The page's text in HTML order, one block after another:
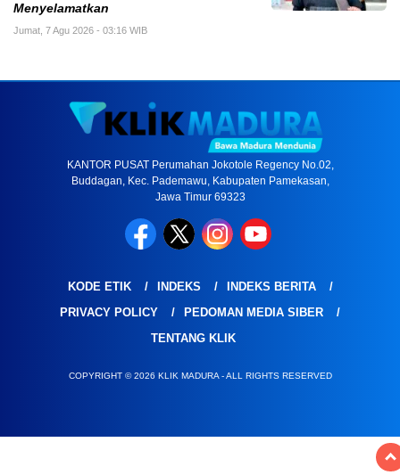
Menyelamatkan
Jumat, 7 Agu 2026 - 03:16 WIB
KANTOR PUSAT Perumahan Jokotole Regency No.02,
Buddagan, Kec. Pademawu, Kabupaten Pamekasan,
Jawa Timur 69323
KODE ETIK INDEKS
INDEKS BERITA
PRIVACY POLICY
PEDOMAN MEDIA SIBER
TENTANG KLIK
COPYRIGHT © 2026 KLIK MADURA - ALL RIGHTS RESERVED